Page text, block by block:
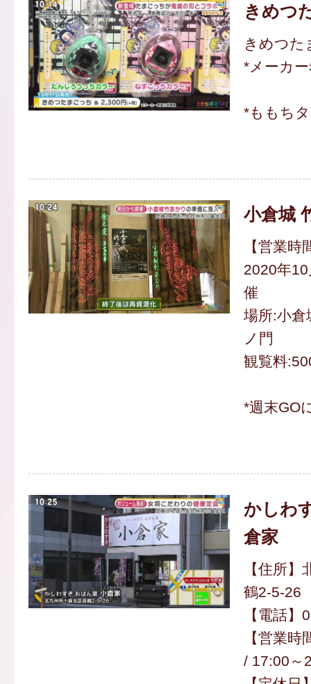
きめつ
きめつた
*メーカ
*ももち
小倉城
【営業
2020年
催
場所:小倉
ノ門
観覧料
*週末GO
かしわ
倉家
【住所
鶴2-5-26
【電話
【営業
/ 17:00～